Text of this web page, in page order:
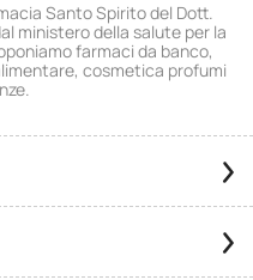
Santo Spirito del Dott.
ministero della salute per la
farmaci da banco,
cosmetica profumi